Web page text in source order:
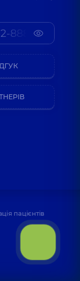
888
пацієнтів